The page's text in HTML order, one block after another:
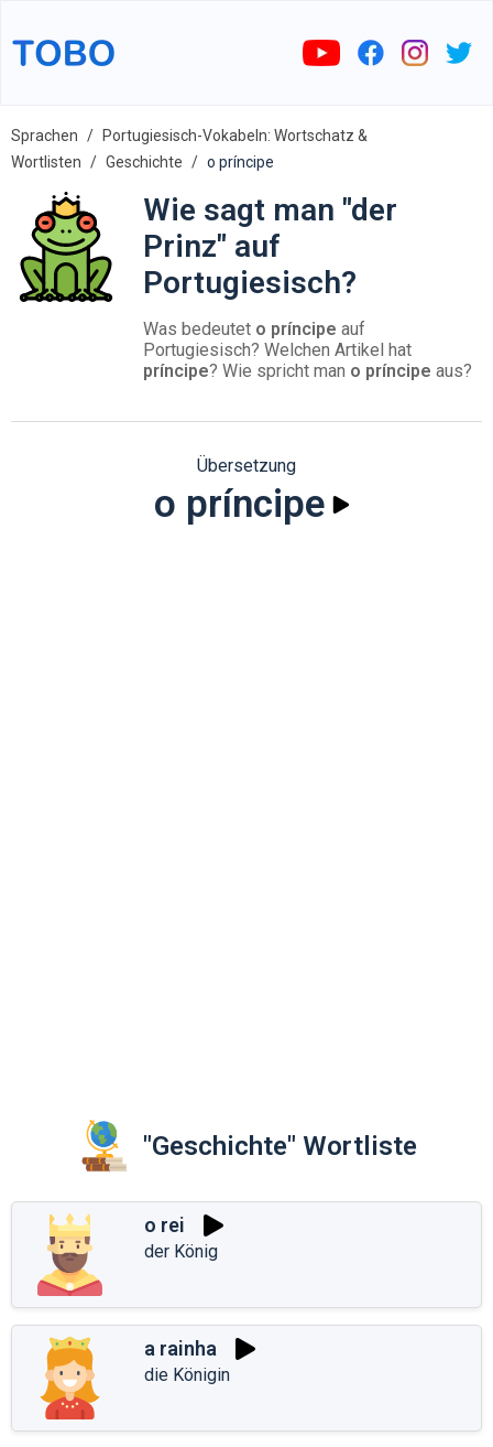
Sprachen
Portugiesisch-Vokabeln: Wortschatz &
Wortlisten
Geschichte o príncipe
Wie sagt man "der
Prinz" auf
Portugiesisch?
Was bedeutet o príncipe auf
Portugiesisch? Welchen Artikel hat
príncipe? Wie spricht man o príncipe aus?
Übersetzung
o príncipe
"Geschichte" Wortliste
o rei
der König
a rainha
die Königin